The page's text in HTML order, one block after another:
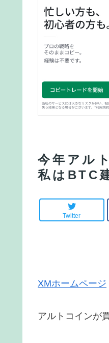
今年アル
私はBTC
Twitter
XMホームページ
アルトコインが